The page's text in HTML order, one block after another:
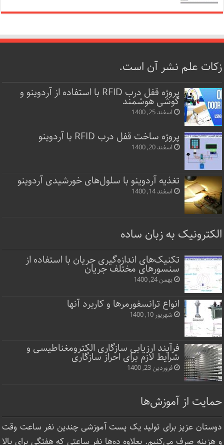
زکات علم نشر آن است.
پروژه قفل‌ درب RFID با استفاده از آردوینو و
گوشی هوشمند
اسفند 25, 1400
پروژه ساخت قفل‌ درب RFID با آردوینو
اسفند 20, 1400
تغذیه آردوینو با سلول‌های خورشیدی آردوینو
اسفند 14, 1400
الکترونیک به زبان ساده
تکنیک‌های اندازه‌گیری جریان با استفاده از
سنسورهای مختلف جریان
بهمن 24, 1400
انواع ترانسفورمرها و کاربرد آنها
شهریور 10, 1400
فرآیند ارزیابی سازگاری الکترومغناطیسی و
شرایط لازم برای احراز سازگاری
فروردین 23, 1400
حمایت از آموزش‌ها
دوستان عزیز برای تولید یک پست آموزشی چندین نفر ساعت‌ وقت
و هزینه صرف می‌کنیم. بعلاوه ده‌ها نفر ساعتی که هفتگی برای بالا